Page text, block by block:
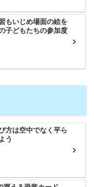
もいじめ場面の絵を
子どもたちの参加度
方は空中でなく平ら
う